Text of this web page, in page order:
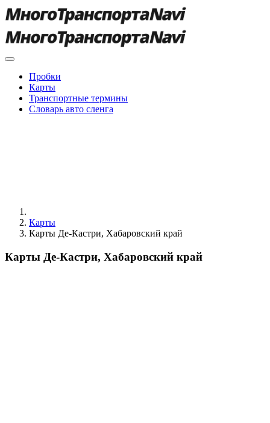
Пробки
Карты
Транспортные термины
Словарь авто сленга
Карты
Карты Де-Кастри, Хабаровский край
Карты Де-Кастри, Хабаровский край